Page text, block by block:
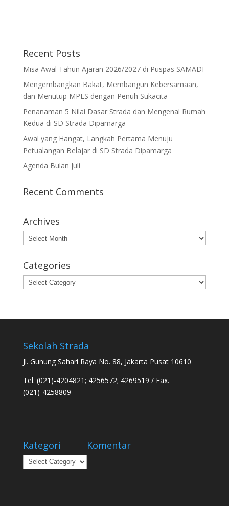
Recent Posts
Misa Awal Tahun Ajaran 2026/2027 di Puspas SAMADI
Mengembangkan Bakat, Membangun Kebersamaan,
dan Menutup MPLS dengan Penuh Sukacita
Penanaman 5 Nilai Dasar Strada dan Mengenal Rumah
Kedua di SD Strada Dipamarga
Awal yang Hangat, Langkah Pertama Menuju
Petualangan Belajar di SD Strada Dipamarga
Agenda Bulan Juli
Recent Comments
Archives
Archives
Categories
Categories
Sekolah Strada
Jl. Gunung Sahari Raya No. 88, Jakarta Pusat 10610
Tel. (021)-4204821; 4256572; 4269519 / Fax.
(021)-4258809
Kategori
Kategori
Komentar